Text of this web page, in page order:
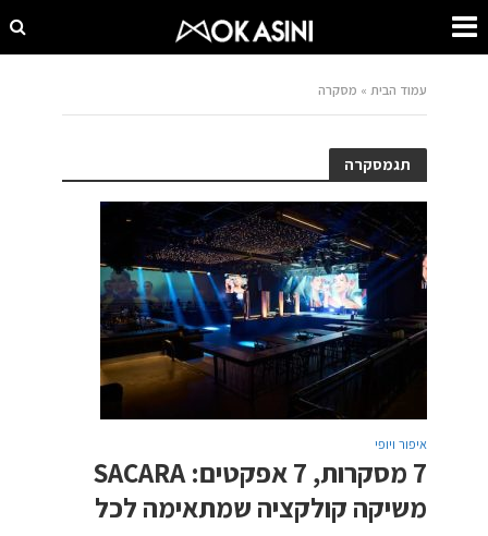
עמוד הבית » מסקרה
תגמסקרה
איפור ויופי
7 מסקרות, 7 אפקטים: SACARA
משיקה קולקציה שמתאימה לכל